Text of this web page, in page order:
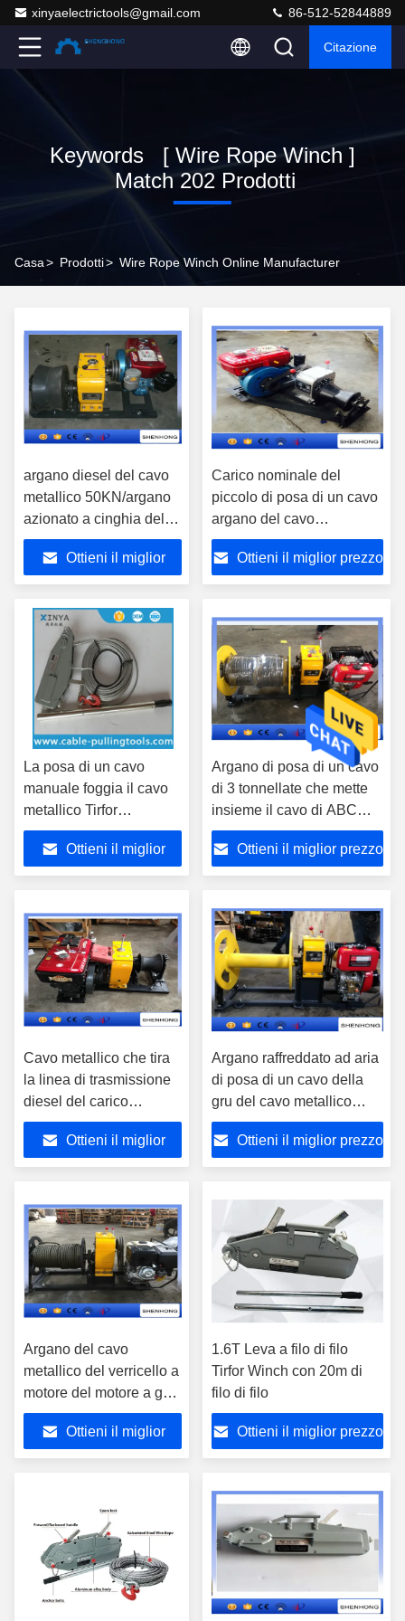
xinyaelectrictools@gmail.com 86-512-52844889
Citazione
Keywords [ Wire Rope Winch ]
Match 202 Prodotti
Casa> Prodotti> Wire Rope Winch Online Manufacturer
argano diesel del cavo
metallico 50KN/argano
azionato a cinghia del
tamburo per cavi del
diametro di 400MM
Ottieni il miglior
Carico nominale del
piccolo di posa di un cavo
argano del cavo
metallico/verricello a
motore 5HP del motore
Ottieni il miglior prezzo
La posa di un cavo
manuale foggia il cavo
metallico Tirfor
dell'argano del cavo
metallico della mano 3,2
tonnellate
Ottieni il miglior
Argano di posa di un cavo
di 3 tonnellate che mette
insieme il cavo di ABC
con il cavo metallico di
200-300 m.
Ottieni il miglior prezzo
Cavo metallico che tira
la linea di trasmissione
diesel del carico
nominale dell'argano
10HP del cavo
costruzione
Ottieni il miglior
Argano raffreddato ad aria
di posa di un cavo della
gru del cavo metallico
dell'argano diesel del cavo
di 188 FOttieni il miglior prezzo
Argano del cavo
metallico del verricello a
motore del motore a gas
di HONDA di 5
tonnellate per la
costruzione di potere
Ottieni il miglior
1.6T Leva a filo di filo
Tirfor Winch con 20m di
filo di filo
Ottieni il miglior prezzo